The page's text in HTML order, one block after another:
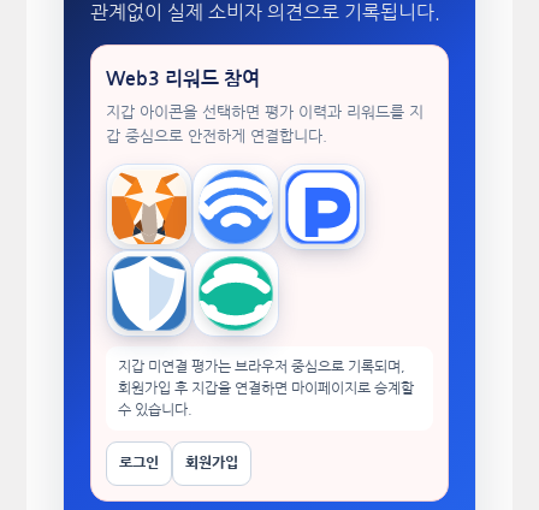
관계없이 실제 소비자 의견으로 기록됩니다.
Web3 리워드 참여
지갑 아이콘을 선택하면 평가 이력과 리워드를 지
갑 중심으로 안전하게 연결합니다.
MetaMask WalletConnectTokenPocket
Trust Wallet imToken
지갑 미연결 평가는 브라우저 중심으로 기록되며,
회원가입 후 지갑을 연결하면 마이페이지로 승계할
수 있습니다.
로그인 회원가입